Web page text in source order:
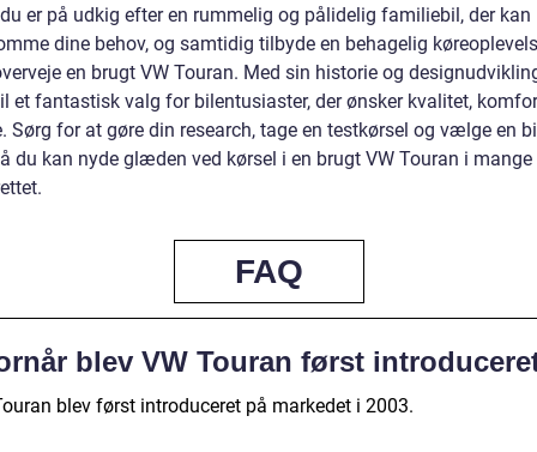
er på udkig efter en rummelig og pålidelig familiebil, der kan
dine behov, og samtidig tilbyde en behagelig
en brugt VW Touran. Med sin historie og
et fantastisk valg for bilentusiaster, der ønsker kvalitet,
Sørg for at gøre din research, tage en testkørsel og vælge en
du kan nyde glæden ved kørsel i en brugt VW Touran i mange
FAQ
blev VW Touran først
blev først introduceret på markedet i 2003.